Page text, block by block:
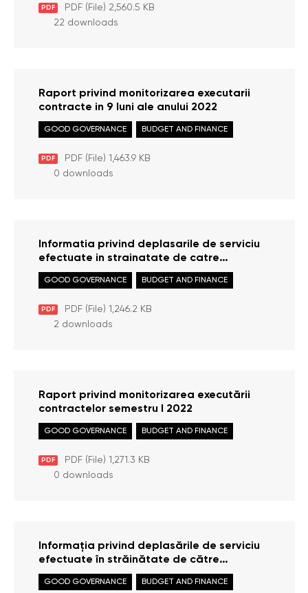
PDF PDF (File) 2,560.5 KB
22 downloads
Raport privind monitorizarea executarii
contracte in 9 luni ale anului 2022
PDF PDF (File) 1,463.9 KB
GOOD GOVERNANCE BUDGET AND FINANCE
0 downloads
Informatia privind deplasarile de serviciu
efectuate in strainatate de catre
personalul OAP in trimestrul III 2022
PDF PDF (File) 1,246.2 KB
GOOD GOVERNANCE BUDGET AND FINANCE
2 downloads
Raport privind monitorizarea executării
contractelor semestru I 2022
PDF PDF (File) 1,271.3 KB
GOOD GOVERNANCE BUDGET AND FINANCE
0 downloads
Informația privind deplasările de serviciu
efectuate în străinătate de către
personalul Oficiului Avovatului Poporului,
semestru I 2022
GOOD GOVERNANCE BUDGET AND FINANCE